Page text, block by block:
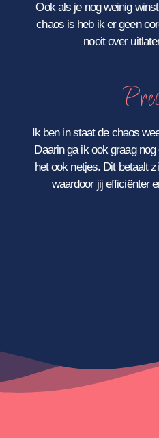
Ook als je nog weinig
chaos is heb ik er geen
nooit over
Ik ben in staat de chaos
Daarin ga ik ook graag
het ook netjes. Dit betaalt
waardoor jij efficiënter